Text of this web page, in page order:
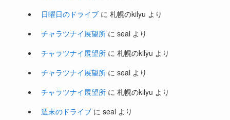
日曜日のドライブ に 札幌のkilyu より
チャラツナイ展望所 に seal より
チャラツナイ展望所 に 札幌のkilyu より
チャラツナイ展望所 に seal より
チャラツナイ展望所 に 札幌のkilyu より
週末のドライブ に seal より